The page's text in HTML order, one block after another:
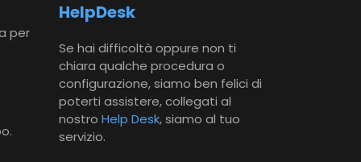
per
HelpDesk
Se hai difficoltà oppure non ti
chiara qualche procedura o
configurazione, siamo ben felici di
poterti assistere, collegati al
nostro Help Desk, siamo al tuo
servizio.